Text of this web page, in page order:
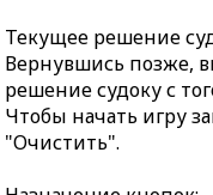
Текущее решение
Вернувшись позже,
решение судоку с
Чтобы начать игру
"Очистить".